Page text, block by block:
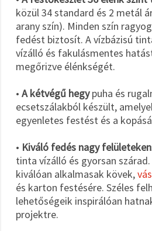
közül 34 standard és 2 metál
arany szín). Minden szín
fedést biztosít. A vízbázisú
vízálló és fakulásmentes
megőrizve élénkségét.
• A kétvégű hegypuha és
ecsetszálakból készült,
egyenletes festést és a
• Kiváló fedés nagy felületeken
tinta vízálló és gyorsan
kiválóan alkalmasak kövek,
és karton festésére. Széles
lehetőségeik inspirálóan
projektre.